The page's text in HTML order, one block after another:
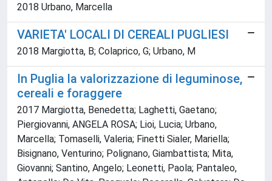
2018 Urbano, Marcella
VARIETA' LOCALI DI CEREALI PUGLIESI
2018 Margiotta, B; Colaprico, G; Urbano, M
In Puglia la valorizzazione di leguminose,
cereali e foraggere
2017 Margiotta, Benedetta; Laghetti, Gaetano;
Piergiovanni, ANGELA ROSA; Lioi, Lucia; Urbano,
Marcella; Tomaselli, Valeria; Finetti Sialer, Mariella;
Bisignano, Venturino; Polignano, Giambattista; Mita,
Giovanni; Santino, Angelo; Leonetti, Paola; Pantaleo,